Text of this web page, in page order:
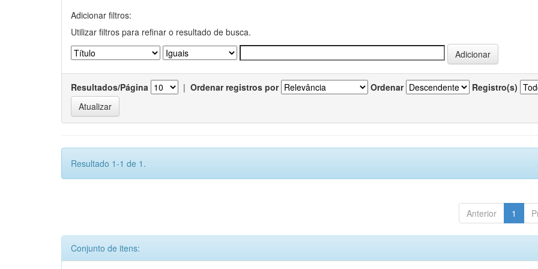
Adicionar filtros:
Utilizar filtros para refinar o resultado de busca.
Resultados/Página | Ordenar registros por Ordenar Registro(s)
Resultado 1-1 de 1.
Anterior 1
Conjunto de itens: